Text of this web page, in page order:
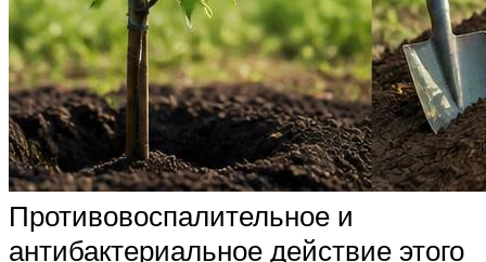
Противовоспалительное и
антибактериальное действие этого